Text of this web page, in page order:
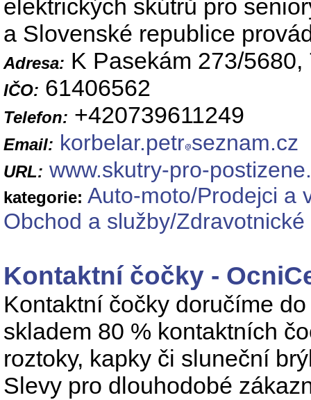
elektrických skútrů pro
a Slovenské republice
Adresa: K Pasekám 273/
IČO: 61406562
Telefon: +420739611249
Email: korbelar.petr seznam.cz
URL: www.skutry-pro-
kategorie: Auto-moto/Prodejci a
Obchod a služby/
Kontaktní čočky -
Kontaktní čočky doručíme
skladem 80 % kontaktních
roztoky, kapky či sluneční
Slevy pro dlouhodobé